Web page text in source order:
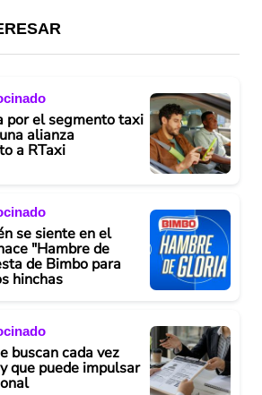
por el segmento taxi
alianza
a RTaxi
se siente en el
"Hambre de
de Bimbo para
hinchas
buscan cada vez
que puede impulsar